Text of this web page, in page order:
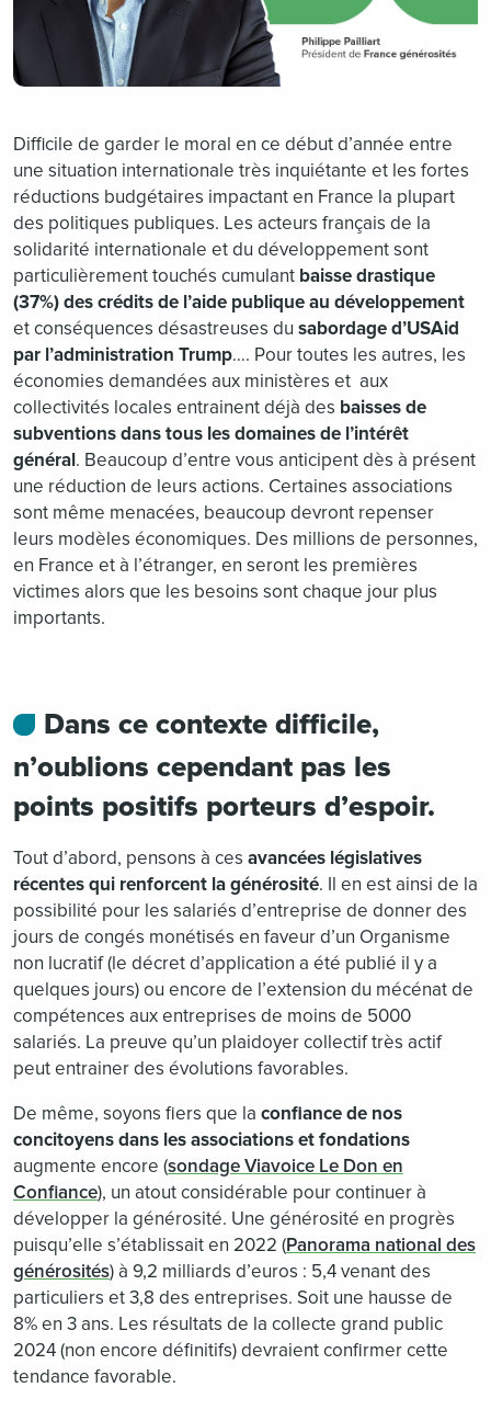
Difficile de garder le moral en ce début d’année entre
une situation internationale très inquiétante et les fortes
réductions budgétaires impactant en France la plupart
des politiques publiques. Les acteurs français de la
solidarité internationale et du développement sont
particulièrement touchés cumulant baisse drastique
(37%) des crédits de l’aide publique au développement
et conséquences désastreuses du sabordage d’USAid
par l’administration Trump…. Pour toutes les autres, les
économies demandées aux ministères et aux
collectivités locales entrainent déjà des baisses de
subventions dans tous les domaines de l’intérêt
général. Beaucoup d’entre vous anticipent dès à présent
une réduction de leurs actions. Certaines associations
sont même menacées, beaucoup devront repenser
leurs modèles économiques. Des millions de personnes,
en France et à l’étranger, en seront les premières
victimes alors que les besoins sont chaque jour plus
importants.
Dans ce contexte difficile,
n’oublions cependant pas les
points positifs porteurs d’espoir.
Tout d’abord, pensons à ces avancées législatives
récentes qui renforcent la générosité. Il en est ainsi de la
possibilité pour les salariés d’entreprise de donner des
jours de congés monétisés en faveur d’un Organisme
non lucratif (le décret d’application a été publié il y a
quelques jours) ou encore de l’extension du mécénat de
compétences aux entreprises de moins de 5000
salariés. La preuve qu’un plaidoyer collectif très actif
peut entrainer des évolutions favorables.
De même, soyons fiers que la confiance de nos
concitoyens dans les associations et fondations
augmente encore (sondage Viavoice Le Don en
Confiance), un atout considérable pour continuer à
développer la générosité. Une générosité en progrès
puisqu’elle s’établissait en 2022 (Panorama national des
générosités) à 9,2 milliards d’euros : 5,4 venant des
particuliers et 3,8 des entreprises. Soit une hausse de
8% en 3 ans. Les résultats de la collecte grand public
2024 (non encore définitifs) devraient confirmer cette
tendance favorable.